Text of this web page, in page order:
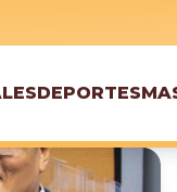
DEPORTES